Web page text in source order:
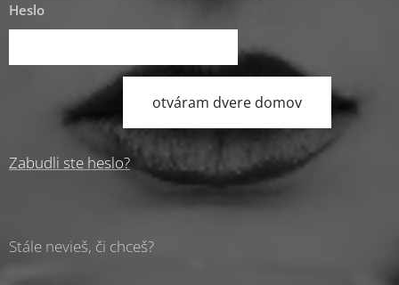
Heslo
otváram dvere domov
Zabudli ste heslo?
Stále nevieš, či chceš?